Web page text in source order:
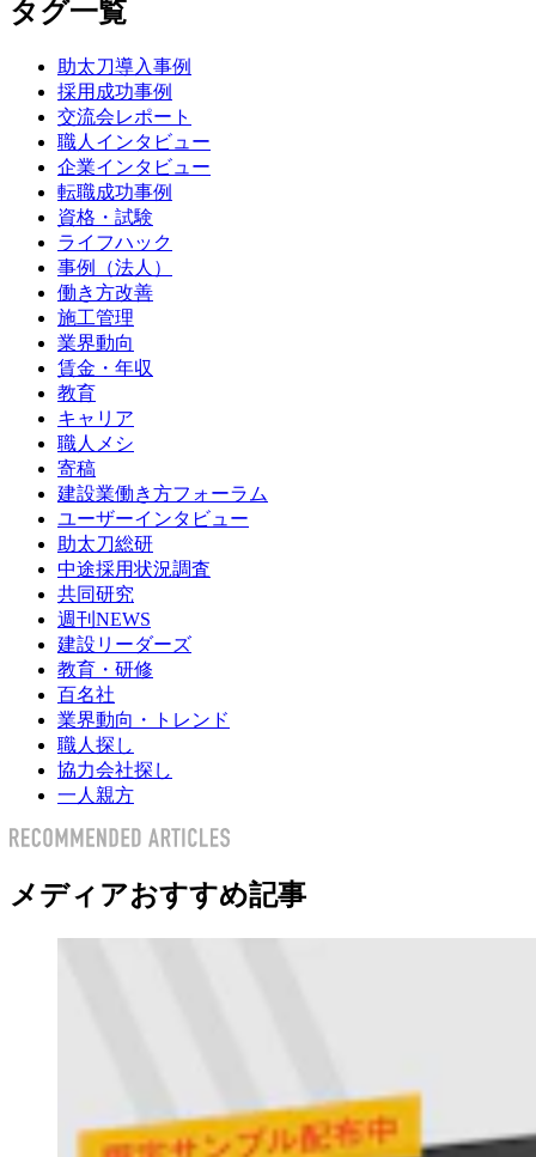
タグ一覧
助太刀導入事例
採用成功事例
交流会レポート
職人インタビュー
企業インタビュー
転職成功事例
資格・試験
ライフハック
事例（法人）
働き方改善
施工管理
業界動向
賃金・年収
教育
キャリア
職人メシ
寄稿
建設業働き方フォーラム
ユーザーインタビュー
助太刀総研
中途採用状況調査
共同研究
週刊NEWS
建設リーダーズ
教育・研修
百名社
業界動向・トレンド
職人探し
協力会社探し
一人親方
メディアおすすめ記事